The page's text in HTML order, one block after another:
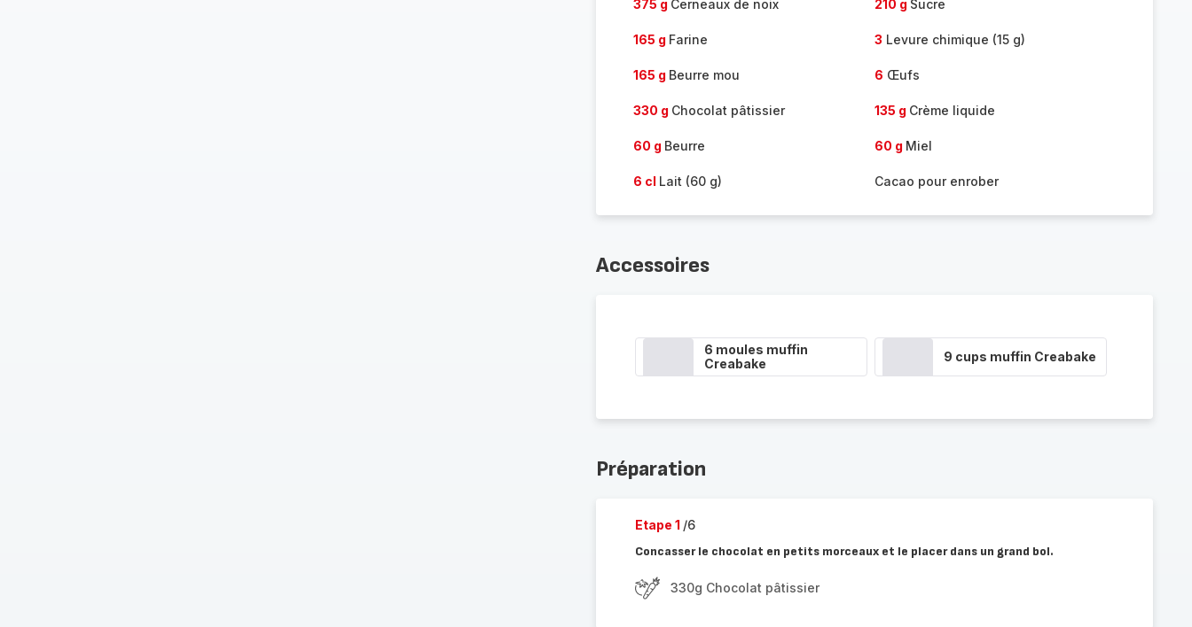
375 g Cerneaux de noix 210 g Sucre
165 g Farine 3 Levure chimique (15 g)
165 g Beurre mou 6 Œufs
330 g Chocolat pâtissier 135 g Crème liquide
60 g Beurre 60 g Miel
6 cl Lait (60 g) Cacao pour enrober
Accessoires
6 moules muffin
Creabake
9 cups muffin Creabake
Préparation
Etape 1 /6
Concasser le chocolat en petits morceaux et le placer dans un grand bol.
330g Chocolat pâtissier